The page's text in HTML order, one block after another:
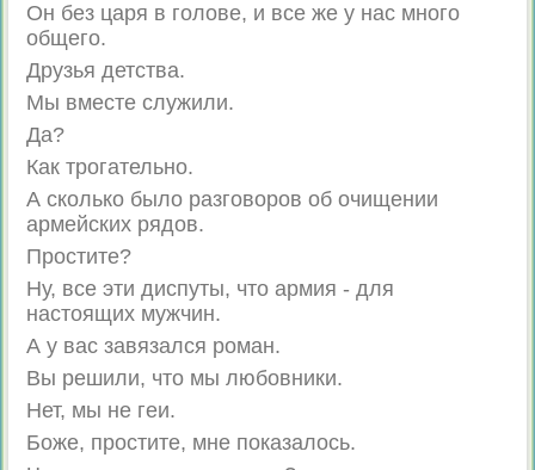
Он без царя в голове, и все же у нас много
общего.
Друзья детства.
Мы вместе служили.
Да?
Как трогательно.
А сколько было разговоров об очищении
армейских рядов.
Простите?
Ну, все эти диспуты, что армия - для
настоящих мужчин.
А у вас завязался роман.
Вы решили, что мы любовники.
Нет, мы не геи.
Боже, простите, мне показалось.